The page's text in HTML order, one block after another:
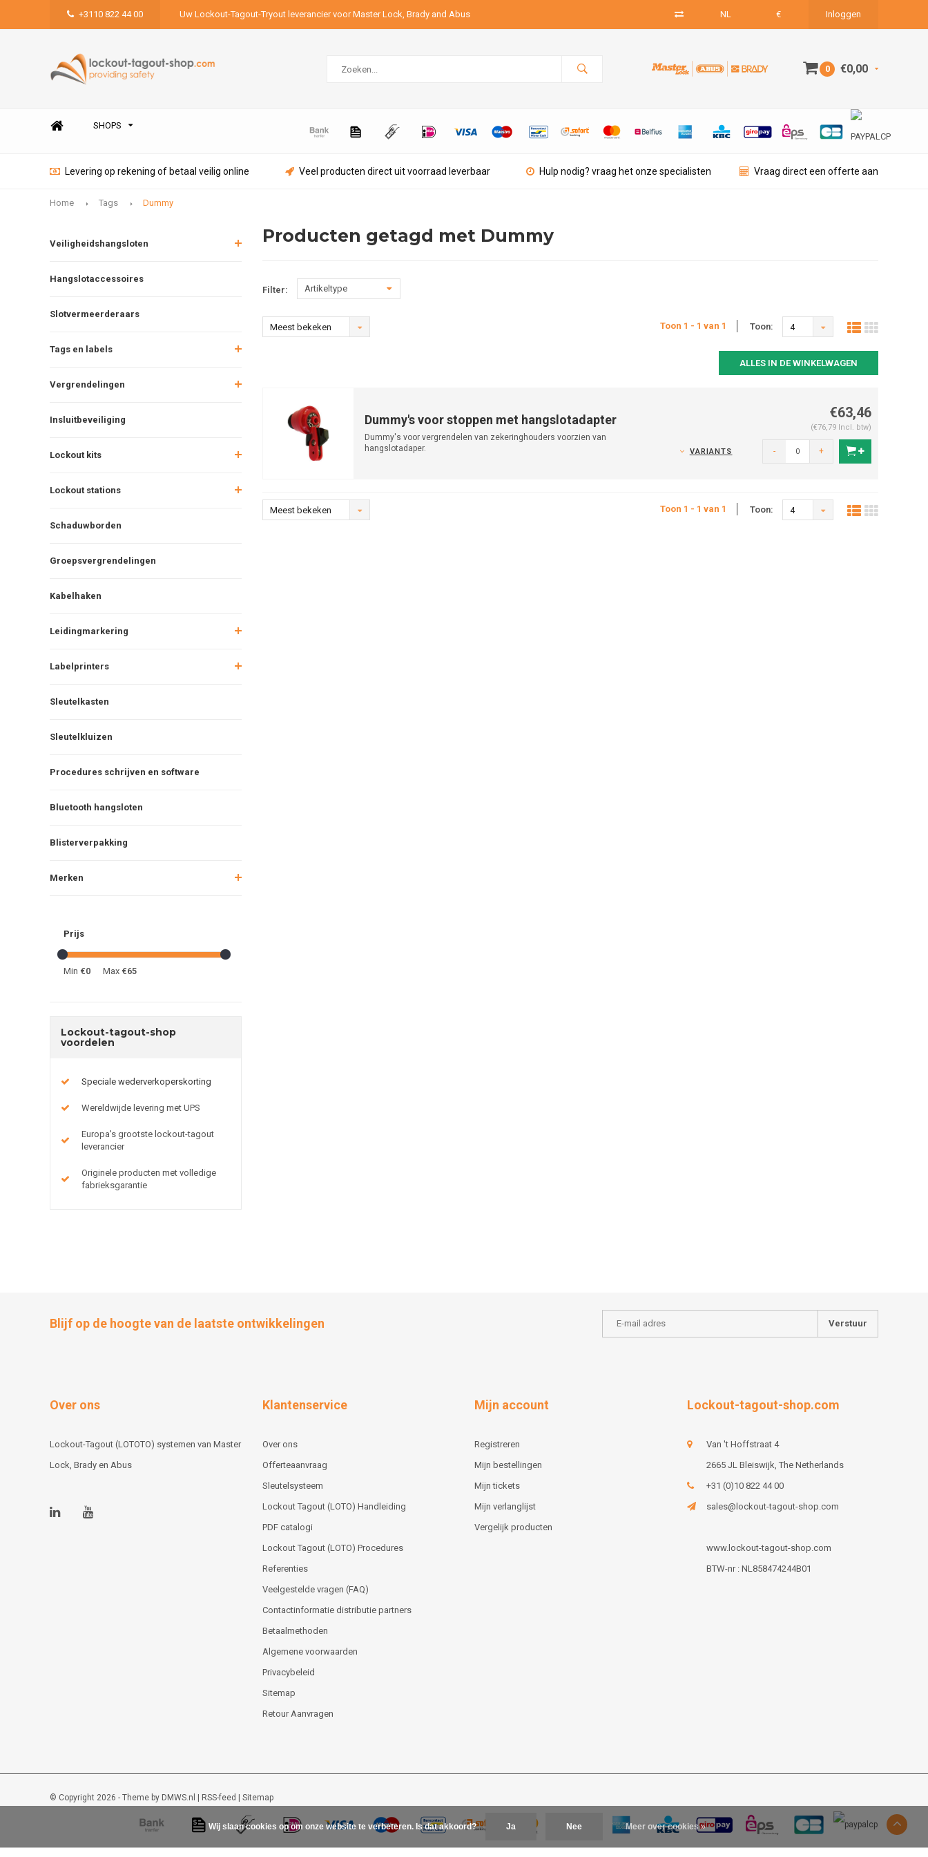
+3110 822 44 00 Uw Lockout-Tagout-Tryout leverancier voor Master Lock, Brady and Abus NL € Inloggen
0 €0,00
SHOPS
Levering op rekening of betaal veilig online Veel producten direct uit voorraad leverbaar Hulp nodig? vraag het onze specialisten Vraag direct een offerte aan
Home Tags Dummy
Veiligheidshangsloten
Hangslotaccessoires
Slotvermeerderaars
Tags en labels
Vergrendelingen
Insluitbeveiliging
Lockout kits
Lockout stations
Schaduwborden
Groepsvergrendelingen
Kabelhaken
Leidingmarkering
Labelprinters
Sleutelkasten
Sleutelkluizen
Procedures schrijven en software
Bluetooth hangsloten
Blisterverpakking
Merken
Prijs
Min €0 Max €65
Lockout-tagout-shop
voordelen
Speciale wederverkoperskorting
Wereldwijde levering met UPS
Europa's grootste lockout-tagout
leverancier
Originele producten met volledige
fabrieksgarantie
Producten getagd met Dummy
Filter: Artikeltype
Meest bekeken Toon 1 - 1 van 1 Toon: 4
ALLES IN DE WINKELWAGEN
Dummy's voor stoppen met hangslotadapter
Dummy's voor vergrendelen van zekeringhouders voorzien van
hangslotadaper.
€63,46
(€76,79 Incl. btw)
VARIANTS - +
Meest bekeken Toon 1 - 1 van 1 Toon: 4
Blijf op de hoogte van de laatste ontwikkelingen Verstuur
Over ons
Lockout-Tagout (LOTOTO) systemen van Master
Lock, Brady en Abus
Klantenservice
Over ons
Offerteaanvraag
Sleutelsysteem
Lockout Tagout (LOTO) Handleiding
PDF catalogi
Lockout Tagout (LOTO) Procedures
Referenties
Veelgestelde vragen (FAQ)
Contactinformatie distributie partners
Betaalmethoden
Algemene voorwaarden
Privacybeleid
Sitemap
Retour Aanvragen
Mijn account
Registreren
Mijn bestellingen
Mijn tickets
Mijn verlanglijst
Vergelijk producten
Lockout-tagout-shop.com
Van 't Hoffstraat 4
2665 JL Bleiswijk, The Netherlands
+31 (0)10 822 44 00
sales@lockout-tagout-shop.com
www.lockout-tagout-shop.com
BTW-nr : NL858474244B01
© Copyright 2026 - Theme by DMWS.nl | RSS-feed | Sitemap
Lockout-tagout-shop 9/10-48beoordelingen opKiyoh
Wij slaan cookies op om onze website te verbeteren. Is dat akkoord? Ja Nee Meer over cookies »